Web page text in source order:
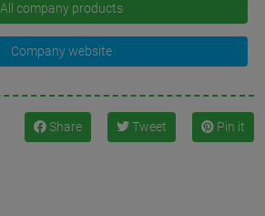
All company products
Company website
Share Tweet Pin it